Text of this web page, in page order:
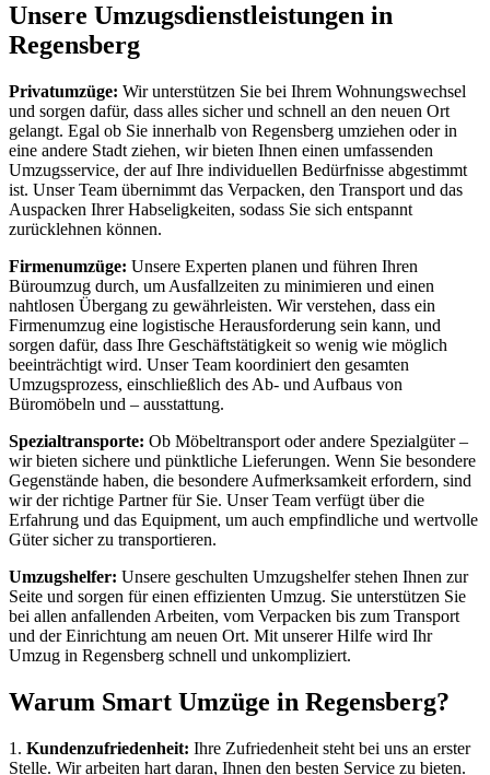
Unsere Umzugsdienstleistungen in
Regensberg
Privatumzüge: Wir unterstützen Sie bei Ihrem Wohnungswechsel
und sorgen dafür, dass alles sicher und schnell an den neuen Ort
gelangt. Egal ob Sie innerhalb von Regensberg umziehen oder in
eine andere Stadt ziehen, wir bieten Ihnen einen umfassenden
Umzugsservice, der auf Ihre individuellen Bedürfnisse abgestimmt
ist. Unser Team übernimmt das Verpacken, den Transport und das
Auspacken Ihrer Habseligkeiten, sodass Sie sich entspannt
zurücklehnen können.
Firmenumzüge: Unsere Experten planen und führen Ihren
Büroumzug durch, um Ausfallzeiten zu minimieren und einen
nahtlosen Übergang zu gewährleisten. Wir verstehen, dass ein
Firmenumzug eine logistische Herausforderung sein kann, und
sorgen dafür, dass Ihre Geschäftstätigkeit so wenig wie möglich
beeinträchtigt wird. Unser Team koordiniert den gesamten
Umzugsprozess, einschließlich des Ab- und Aufbaus von
Büromöbeln und – ausstattung.
Spezialtransporte: Ob Möbeltransport oder andere Spezialgüter –
wir bieten sichere und pünktliche Lieferungen. Wenn Sie besondere
Gegenstände haben, die besondere Aufmerksamkeit erfordern, sind
wir der richtige Partner für Sie. Unser Team verfügt über die
Erfahrung und das Equipment, um auch empfindliche und wertvolle
Güter sicher zu transportieren.
Umzugshelfer: Unsere geschulten Umzugshelfer stehen Ihnen zur
Seite und sorgen für einen effizienten Umzug. Sie unterstützen Sie
bei allen anfallenden Arbeiten, vom Verpacken bis zum Transport
und der Einrichtung am neuen Ort. Mit unserer Hilfe wird Ihr
Umzug in Regensberg schnell und unkompliziert.
Warum Smart Umzüge in Regensberg?
1. Kundenzufriedenheit: Ihre Zufriedenheit steht bei uns an erster
Stelle. Wir arbeiten hart daran, Ihnen den besten Service zu bieten.